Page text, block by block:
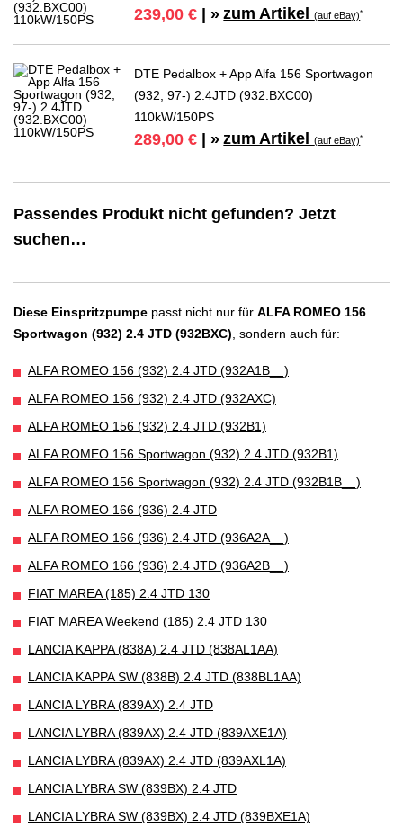
239,00 € | » zum Artikel(auf eBay)*
DTE Pedalbox + App Alfa 156 Sportwagon
(932, 97-) 2.4JTD (932.BXC00)
110kW/150PS
289,00 € | » zum Artikel(auf eBay)*
Passendes Produkt nicht gefunden? Jetzt
suchen…
Diese Einspritzpumpe passt nicht nur für ALFA ROMEO 156
Sportwagon (932) 2.4 JTD (932BXC) , sondern auch für:
ALFA ROMEO 156 (932) 2.4 JTD (932A1B__)
ALFA ROMEO 156 (932) 2.4 JTD (932AXC)
ALFA ROMEO 156 (932) 2.4 JTD (932B1)
ALFA ROMEO 156 Sportwagon (932) 2.4 JTD (932B1)
ALFA ROMEO 156 Sportwagon (932) 2.4 JTD (932B1B__)
ALFA ROMEO 166 (936) 2.4 JTD
ALFA ROMEO 166 (936) 2.4 JTD (936A2A__)
ALFA ROMEO 166 (936) 2.4 JTD (936A2B__)
FIAT MAREA (185) 2.4 JTD 130
FIAT MAREA Weekend (185) 2.4 JTD 130
LANCIA KAPPA (838A) 2.4 JTD (838AL1AA)
LANCIA KAPPA SW (838B) 2.4 JTD (838BL1AA)
LANCIA LYBRA (839AX) 2.4 JTD
LANCIA LYBRA (839AX) 2.4 JTD (839AXE1A)
LANCIA LYBRA (839AX) 2.4 JTD (839AXL1A)
LANCIA LYBRA SW (839BX) 2.4 JTD
LANCIA LYBRA SW (839BX) 2.4 JTD (839BXE1A)